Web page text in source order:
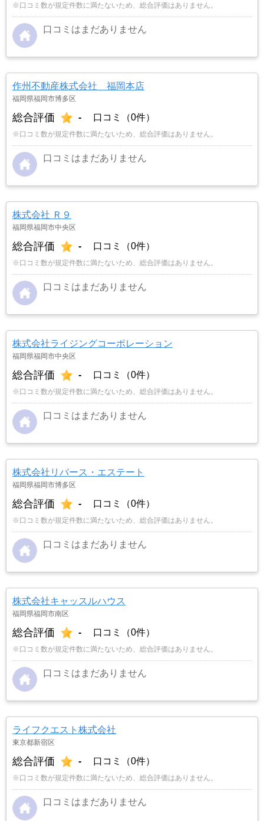
※口コミ数が規定件数に満たないため、総合評価はありません。
口コミはまだありません
作州不動産株式会社 福岡本店
福岡県福岡市博多区
総合評価 - 口コミ（0件）
※口コミ数が規定件数に満たないため、総合評価はありません。
口コミはまだありません
株式会社 Ｒ９
福岡県福岡市中央区
総合評価 - 口コミ（0件）
※口コミ数が規定件数に満たないため、総合評価はありません。
口コミはまだありません
株式会社ライジングコーポレーション
福岡県福岡市中央区
総合評価 - 口コミ（0件）
※口コミ数が規定件数に満たないため、総合評価はありません。
口コミはまだありません
株式会社リバース・エステート
福岡県福岡市博多区
総合評価 - 口コミ（0件）
※口コミ数が規定件数に満たないため、総合評価はありません。
口コミはまだありません
株式会社キャッスルハウス
福岡県福岡市南区
総合評価 - 口コミ（0件）
※口コミ数が規定件数に満たないため、総合評価はありません。
口コミはまだありません
ライフクエスト株式会社
東京都新宿区
総合評価 - 口コミ（0件）
※口コミ数が規定件数に満たないため、総合評価はありません。
口コミはまだありません